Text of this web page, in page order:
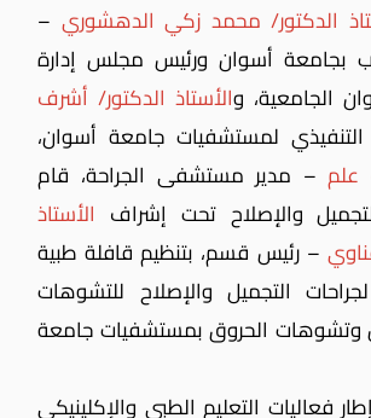
الدكتور/ محمد زكي الدهشوري –
بجامعة أسوان ورئيس مجلس إدارة
الجامعية، والأستاذ الدكتور/ أشرف
التنفيذي لمستشفيات جامعة أسوان،
علم– مدير مستشفى الجراحة، قام
والإصلاح تحت إشراف الأستاذ
– رئيس قسم، بتنظيم قافلة طبية
التجميل والإصلاح للتشوهات
وتشوهات الحروق بمستشفيات جامعة
فعاليات التعليم الطبي والإكلينيكي